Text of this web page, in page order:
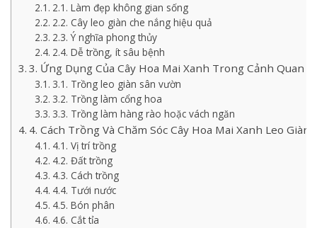
2.1. Làm đẹp không gian sống
2.2. Cây leo giàn che nắng hiệu quả
2.3. Ý nghĩa phong thủy
2.4. Dễ trồng, ít sâu bệnh
3. Ứng Dụng Của Cây Hoa Mai Xanh Trong Cảnh Quan
3.1. Trồng leo giàn sân vườn
3.2. Trồng làm cổng hoa
3.3. Trồng làm hàng rào hoặc vách ngăn
4. Cách Trồng Và Chăm Sóc Cây Hoa Mai Xanh Leo Giàn
4.1. Vị trí trồng
4.2. Đất trồng
4.3. Cách trồng
4.4. Tưới nước
4.5. Bón phân
4.6. Cắt tỉa